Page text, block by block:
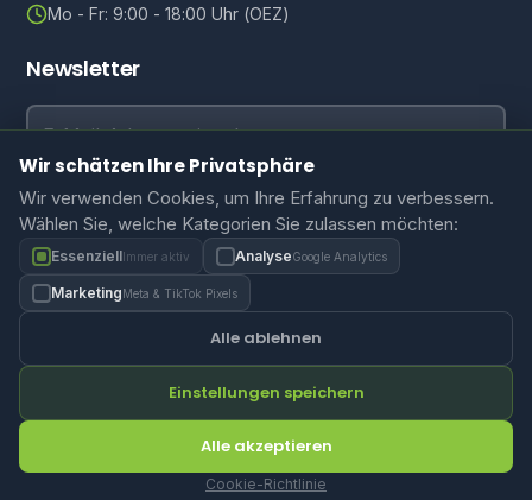
Mo - Fr: 9:00 - 18:00 Uhr (OEZ)
Newsletter
E-Mail-Adresse
Abonnieren
DatenschutzAGB Cookie-Einstellungen
SPRACHE: EN DE FR RO
Wir schätzen Ihre Privatsphäre
Wir verwenden Cookies, um Ihre Erfahrung zu verbessern.
Wählen Sie, welche Kategorien Sie zulassen möchten:
EssenziellImmer aktiv AnalyseGoogle Analytics
MarketingMeta & TikTok Pixels
Alle ablehnen
Einstellungen speichern
Alle akzeptieren
Cookie-Richtlinie